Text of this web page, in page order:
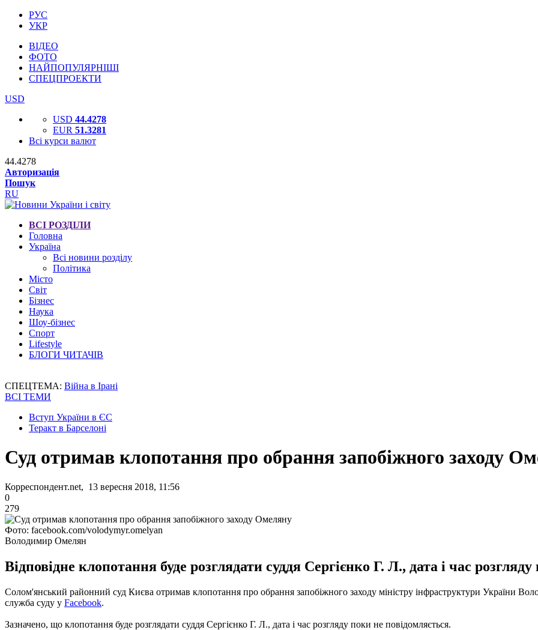
РУС
УКР
ВІДЕО
ФОТО
НАЙПОПУЛЯРНІШІ
СПЕЦПРОЕКТИ
USD
USD 44.4278
EUR 51.3281
Всі курси валют
44.4278
Авторизація
Пошук
RU
ВСІ РОЗДІЛИ
Головна
Україна
Всі новини розділу
Політика
Місто
Світ
Бізнес
Наука
Шоу-бізнес
Спорт
Lifestyle
БЛОГИ ЧИТАЧІВ
СПЕЦТЕМА: Війна в Ірані
ВСІ ТЕМИ
Вступ України в ЄС
Теракт в Барселоні
Суд отримав клопотання про обрання запобіжного заходу
Корреспондент.net, 13 вересня 2018, 11:56
0
279
Фото: facebook.com/volodymyr.omelyan
Володимир Омелян
Відповідне клопотання буде розглядати суддя Сергієнко Г. Л., дата і час
Солом'янський районний суд Києва отримав клопотання про обрання запобіжного заходу міністру інфраструктури України
служба суду у Facebook.
Зазначено, що клопотання буде розглядати суддя Сергієнко Г. Л., дата і час розгляду поки не повідомляється.